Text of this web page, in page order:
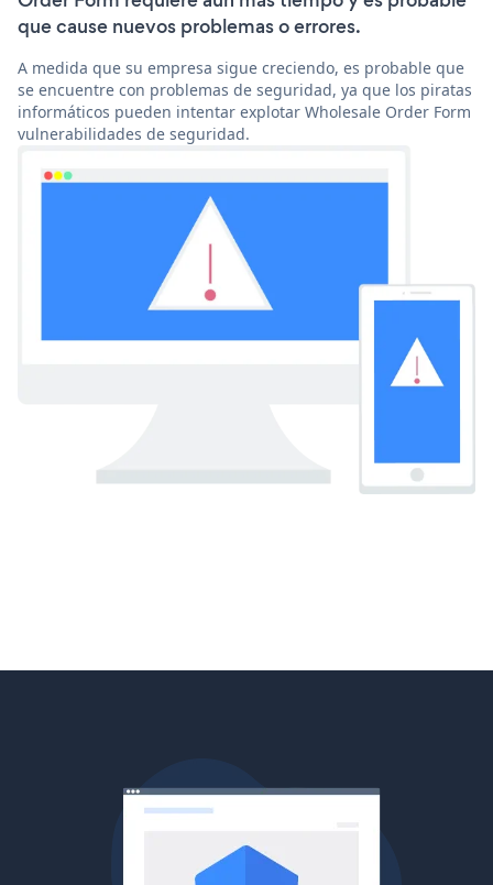
que cause nuevos problemas o errores.
A medida que su empresa sigue creciendo, es probable que
se encuentre con problemas de seguridad, ya que los piratas
informáticos pueden intentar explotar Wholesale Order Form
vulnerabilidades de seguridad.